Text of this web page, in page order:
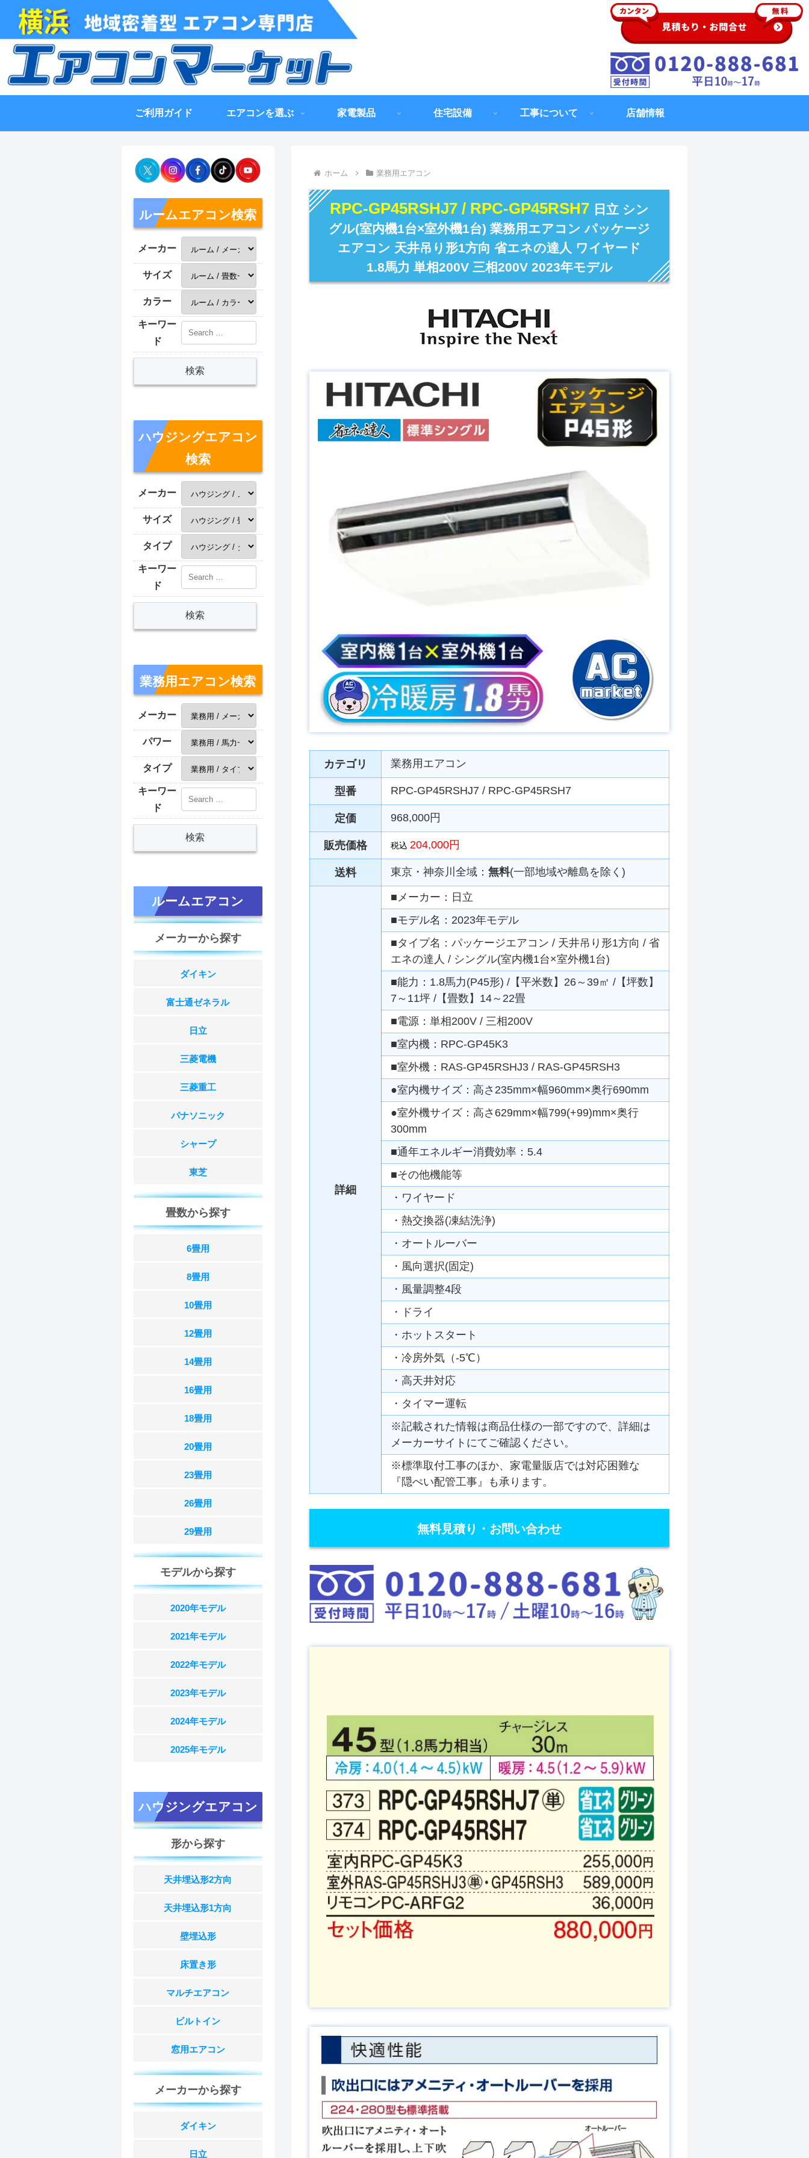
ご利用ガイド エアコンを選ぶ 家電製品 住宅設備 工事について 店舗情報
ホーム 業務用エアコン
RPC-GP45RSHJ7 / RPC-GP45RSH7 日立 シン
グル(室内機1台×室外機1台) 業務用エアコン パッケージ
エアコン 天井吊り形1方向 省エネの達人 ワイヤード
1.8馬力 単相200V 三相200V 2023年モデル
カテゴリ 業務用エアコン
型番 RPC-GP45RSHJ7 / RPC-GP45RSH7
定価 968,000円
販売価格 税込 204,000円
送料 東京・神奈川全域： 無料(一部地域や離島を除く)
詳細
■メーカー：日立
■モデル名：2023年モデル
■タイプ名：パッケージエアコン / 天井吊り形1方向 / 省
エネの達人 / シングル(室内機1台×室外機1台)
■能力：1.8馬力(P45形) /【平米数】26～39㎡ /【坪数】
7～11坪 /【畳数】14～22畳
■電源：単相200V / 三相200V
■室内機：RPC-GP45K3
■室外機：RAS-GP45RSHJ3 / RAS-GP45RSH3
●室内機サイズ：高さ235mm×幅960mm×奥行690mm
●室外機サイズ：高さ629mm×幅799(+99)mm×奥行
300mm
■通年エネルギー消費効率：5.4
■その他機能等
・ワイヤード
・熱交換器(凍結洗浄)
・オートルーバー
・風向選択(固定)
・風量調整4段
・ドライ
・ホットスタート
・冷房外気（-5℃）
・高天井対応
・タイマー運転
※記載された情報は商品仕様の一部ですので、詳細は
メーカーサイトにてご確認ください。
※標準取付工事のほか、家電量販店では対応困難な
『隠ぺい配管工事』も承ります。
無料見積り・お問い合わせ
ルームエアコン検索
メーカー
サイズ
カラー
キーワー
ド
ハウジングエアコン
検索
メーカー
サイズ
タイプ
キーワー
ド
業務用エアコン検索
メーカー
パワー
タイプ
キーワー
ド
ルームエアコン
メーカーから探す
ダイキン
富士通ゼネラル
日立
三菱電機
三菱重工
パナソニック
シャープ
東芝
畳数から探す
6畳用
8畳用
10畳用
12畳用
14畳用
16畳用
18畳用
20畳用
23畳用
26畳用
29畳用
モデルから探す
2020年モデル
2021年モデル
2022年モデル
2023年モデル
2024年モデル
2025年モデル
ハウジングエアコン
形から探す
天井埋込形2方向
天井埋込形1方向
壁埋込形
床置き形
マルチエアコン
ビルトイン
窓用エアコン
メーカーから探す
ダイキン
日立